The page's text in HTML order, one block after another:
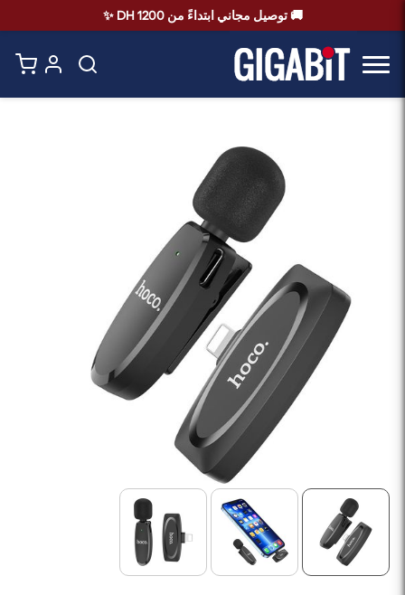
🚚 توصيل مجاني ابتداءً من 1200 DH ✨